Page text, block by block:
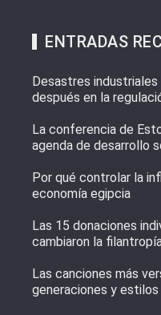
ENTRADAS
Desastres industriales
después en la
La conferencia de
agenda de desarrollo
Por qué controlar la
economía egipcia
Las 15 donaciones
cambiaron la
Las canciones más
generaciones y estilos